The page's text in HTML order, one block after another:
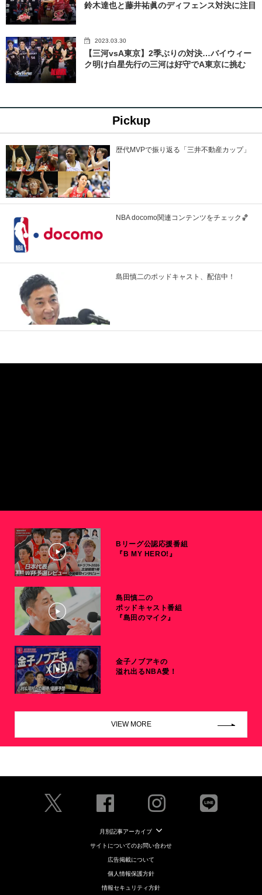
鈴木達也と藤井祐眞のディフェンス対決に注目
2023.03.30
【三河vsA東京】2季ぶりの対決…バイウィー
ク明け白星先行の三河は好守でA東京に挑む
Pickup
歴代MVPで振り返る「三井不動産カップ」
NBA docomo関連コンテンツをチェック🏀
島田慎二のポッドキャスト、配信中！
Bリーグ公認応援番組
『B MY HERO!』
島田慎二の
ポッドキャスト番組
『島田のマイク』
金子ノブアキの
溢れ出るNBA愛！
VIEW MORE
月別記事アーカイブ
サイトについてのお問い合わせ
広告掲載について
個人情報保護方針
情報セキュリティ方針